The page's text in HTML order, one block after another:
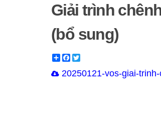
Giải trình
(bổ sung)
ShareFacebook
20250121-vos-giai-